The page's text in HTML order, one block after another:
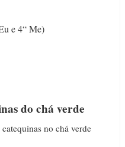
e 4“ Me)
do chá verde
no chá verde